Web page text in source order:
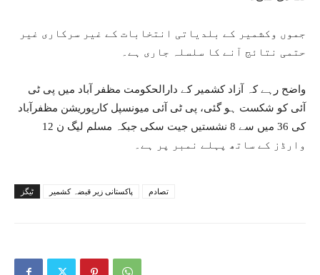
حتمی نتائج آنے کا سلسلہ جاری ہے۔
واضح رہے کہ آزاد کشمیر کے دارالحکومت مظفر آباد میں پی ٹی
آئی کو شکست ہو گئی، پی ٹی آئی میونسپل کارپوریشن مظفرآباد
کی 36 میں سے 8 نشستیں جیت سکی جبکہ مسلم لیگ ن 12
وارڈز کے ساتھ پہلے نمبر پر ہے۔
ٹیگز پاکستانی زیر قبضہ کشمیر تصادم